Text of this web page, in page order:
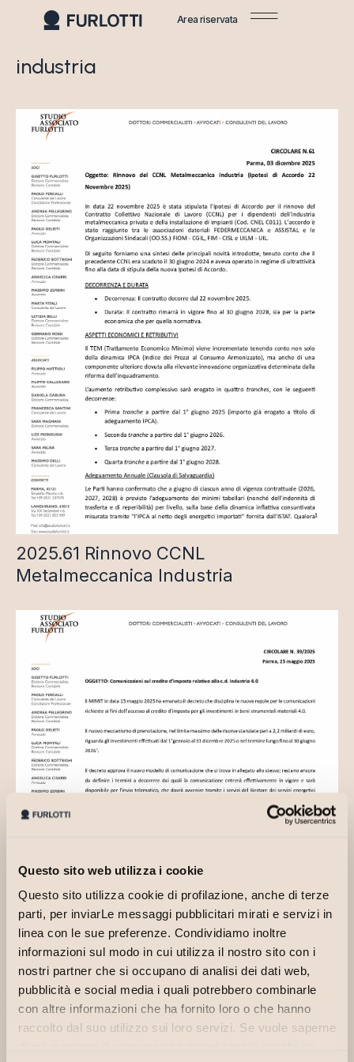
Questo sito web utilizza i cookie
Questo sito utilizza cookie di profilazione, anche di terze
parti, per inviarLe messaggi pubblicitari mirati e servizi in
linea con le sue preferenze. Condividiamo inoltre
informazioni sul modo in cui utilizza il nostro sito con i
nostri partner che si occupano di analisi dei dati web,
pubblicità e social media i quali potrebbero combinarle
con altre informazioni che ha fornito loro o che hanno
raccolto dal suo utilizzo sui loro servizi. Se vuole saperne
Area riservata
industria
2025.61 Rinnovo CCNL
Metalmeccanica Industria